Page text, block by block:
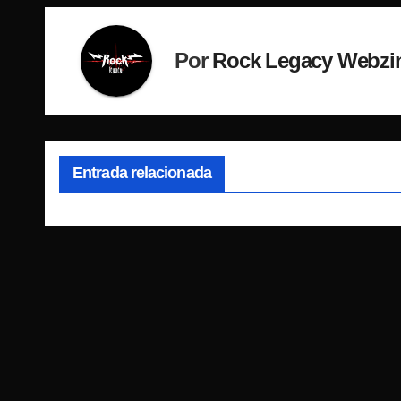
PorRock Legacy
Entrada relacionada